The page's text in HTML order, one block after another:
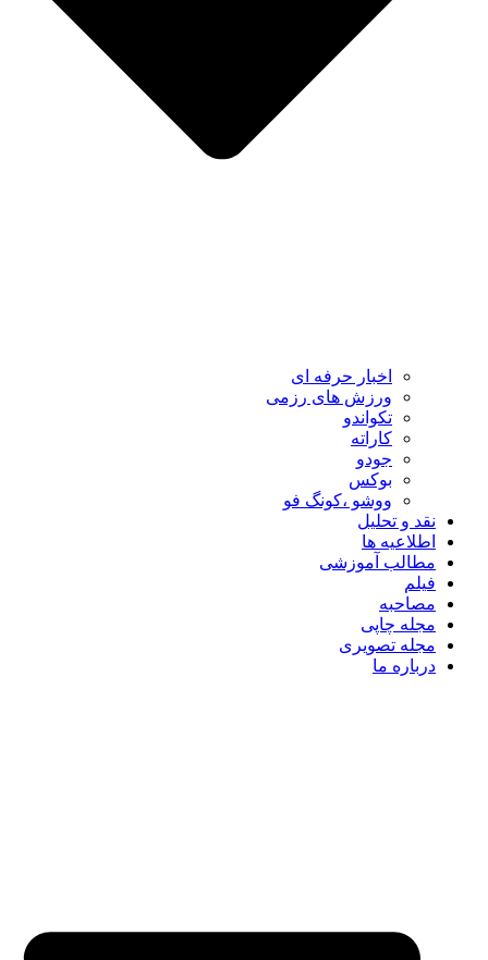
اخبار حرفه ای
ورزش های رزمی
تکواندو
کاراته
جودو
بوکس
ووشو ،کونگ فو
نقد و تحلیل
اطلاعیه ها
مطالب آموزشی
فیلم
مصاحبه
مجله چاپی
مجله تصویری
درباره ما